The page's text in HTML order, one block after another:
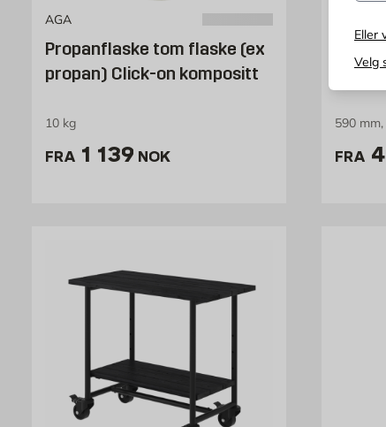
Eller
Velg
AGA
Propanflaske tom flaske (ex
propan) Click-on kompositt
10 kg
FRA Pris 1139 NOK /stk
1 139 NOK
590
FRA